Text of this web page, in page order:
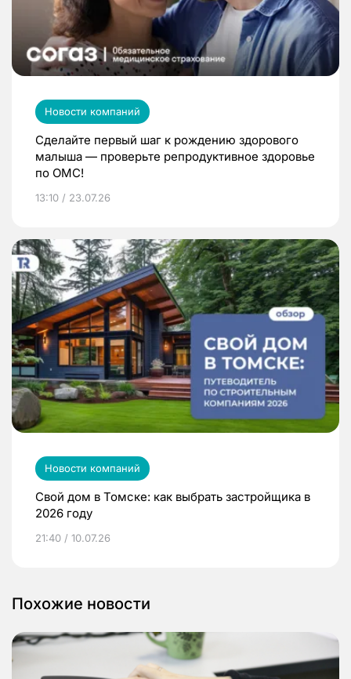
Новости компаний
Сделайте первый шаг к рождению здорового
малыша — проверьте репродуктивное здоровье
по ОМС!
13:10 / 23.07.26
Новости компаний
Свой дом в Томске: как выбрать застройщика в
2026 году
21:40 / 10.07.26
Похожие новости